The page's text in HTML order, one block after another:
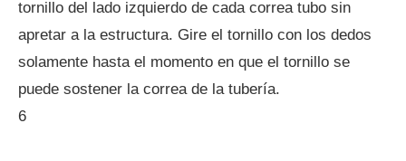
tornillo del lado izquierdo de cada correa tubo sin
apretar a la estructura. Gire el tornillo con los dedos
solamente hasta el momento en que el tornillo se
puede sostener la correa de la tubería.
6